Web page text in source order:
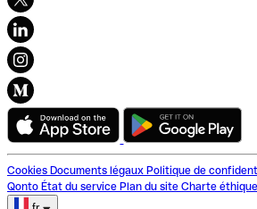
Cookies Documents légaux Politique de
Qonto État du service Plan du site Charte éthique